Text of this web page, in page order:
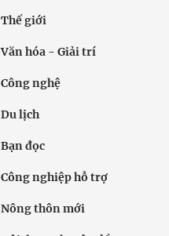
Thế giới
Văn hóa - Giải trí
Công nghệ
Du lịch
Bạn đọc
Công nghiệp hỗ trợ
Nông thôn mới